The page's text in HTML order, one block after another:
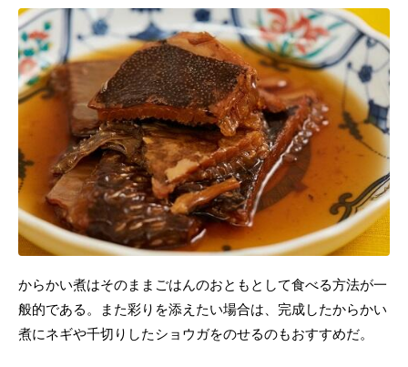
からかい煮はそのままごはんのおともとして食べる方法が一
般的である。また彩りを添えたい場合は、完成したからかい
煮にネギや千切りしたショウガをのせるのもおすすめだ。